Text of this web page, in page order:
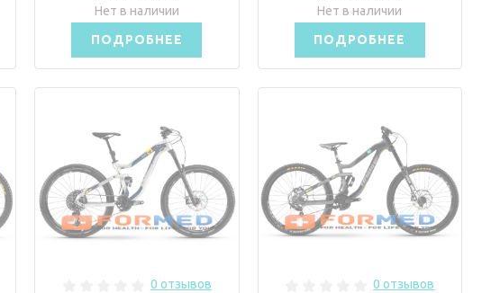
Нет в наличии
ПОДРОБНЕЕ
Нет в наличии
ПОДРОБНЕЕ
0 отзывов
0 отзывов